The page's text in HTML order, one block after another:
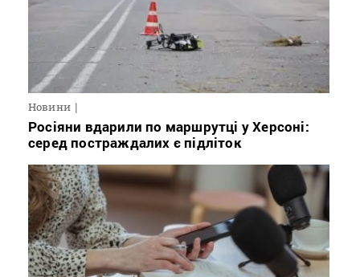
Новини
Росіяни вдарили по маршрутці у Херсоні:
серед постраждалих є підліток